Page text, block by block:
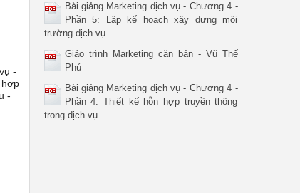
-
-
Bài giảng Marketing dịch vụ - Chương 4 -
Phần 5: Lập kế hoạch xây dựng môi
trường dịch vụ
Giáo trình Marketing căn bản - Vũ Thế
Phú
Bài giảng Marketing dịch vụ - Chương 4 -
Phần 4: Thiết kế hỗn hợp truyền thông
trong dịch vụ